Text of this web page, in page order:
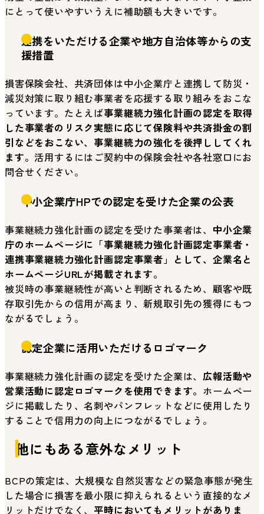
にとって使いやすいうえに補助額も大きいです。
連携をいただける企業や地方自治体等からの支
援措置
損害保険会社、共済団体は中小企業庁と連携して防災・
減災対策に取り組む事業者を応援する取り組みをおこな
っています。たとえば事業継続力強化計画の認定を取得
した事業者のリスク実態に応じて保険料や共済掛金の割
引などをおこない、事業継続力の強化を後押ししてくれ
ます。活用するにはご契約中の保険会社や各社窓口にお
問合せください。
中小企業庁HPでの認定を受けた企業の公表
事業継続力強化計画の認定を受けた事業者は、 中小企業
庁のホームページに「事業継続力強化計画認定事業者・
連携事業継続力強化計画認定事業者」として、企業名と
ホームページURLが掲載されます。
被災時の事業継続性が高いと判断されるため、顧客や既
存取引先からの信用が高まり、新規取引先の獲得にもつ
ながるでしょう。
認定企業に活用いただけるロゴマーク
事業継続力強化計画の認定を受けた企業は、広報活動や
営業活動に認定ロゴマークを使用できます。 ホームペー
ジに掲載したり、名刺やパンフレットなどに使用したり
することで信用力の向上につながるでしょう。
他にもある意外なメリット
BCPの策定は、大規模な自然災害などの緊急事態が発生
した場合に損害を最小限に抑えられるという直接的なメ
リットだけでなく、 平時においてもメリットがありま